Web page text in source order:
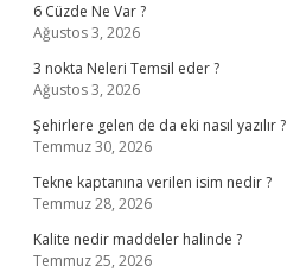
6 Cüzde Ne Var ?
Ağustos 3, 2026
3 nokta Neleri Temsil eder ?
Ağustos 3, 2026
Şehirlere gelen de da eki nasıl yazılır ?
Temmuz 30, 2026
Tekne kaptanına verilen isim nedir ?
Temmuz 28, 2026
Kalite nedir maddeler halinde ?
Temmuz 25, 2026